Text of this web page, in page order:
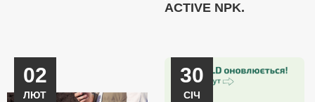
ACTIVE NPK.
02
ЛЮТ
30
СІЧ